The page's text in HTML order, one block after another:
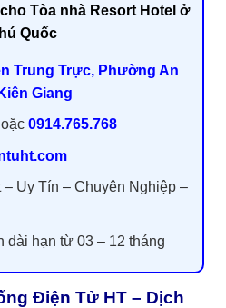
Tòa nhà Resort Hotel ở
Quốc
Trung Trực, Phường An
Giang
0914.765.768
– Uy Tín – Chuyên Nghiệp –
dài hạn từ 03 – 12 tháng
Điện Tử HT – Dịch